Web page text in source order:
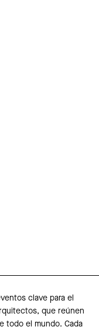
clave para el
que reúnen
todo el mundo. Cada